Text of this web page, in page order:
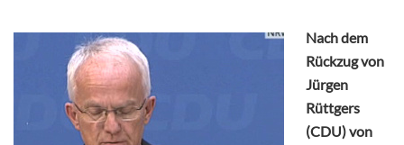
Nach dem
Rückzug von
Jürgen
Rüttgers
(CDU) von